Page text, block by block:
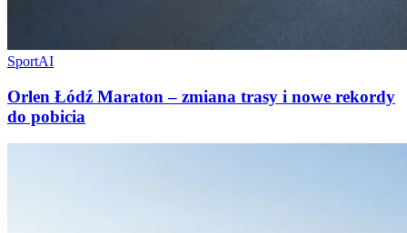
SportAI
Orlen Łódź Maraton – zmiana trasy i nowe rekordy
do pobicia